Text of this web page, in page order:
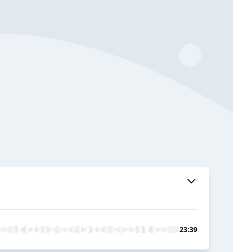
23:39